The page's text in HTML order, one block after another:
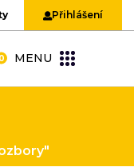
Přihlášení
0 MENU